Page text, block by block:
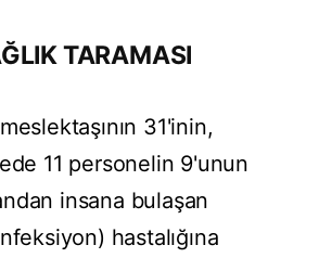
TARAMASI
31'inin,
11 personelin 9'unun
insana bulaşan
hastalığına